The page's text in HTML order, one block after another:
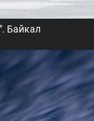
Байкал